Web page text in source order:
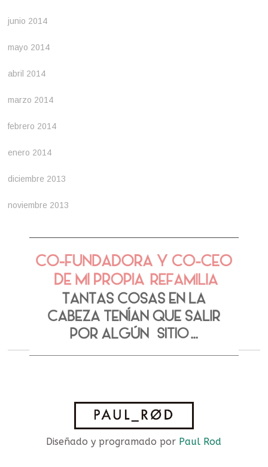
junio 2014
mayo 2014
abril 2014
marzo 2014
febrero 2014
enero 2014
diciembre 2013
noviembre 2013
Diseñado y programado por Paul Rod